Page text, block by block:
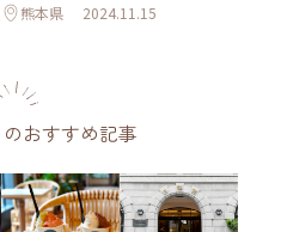
熊本県 2024.11.15
のおすすめ記事